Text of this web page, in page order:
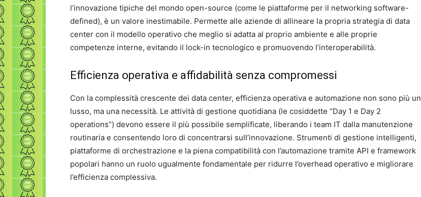
l’innovazione tipiche del mondo open-source (come le piattaforme per il networking software-
defined), è un valore inestimabile. Permette alle aziende di allineare la propria strategia di data
center con il modello operativo che meglio si adatta al proprio ambiente e alle proprie
competenze interne, evitando il lock-in tecnologico e promuovendo l’interoperabilità.
Efficienza operativa e affidabilità senza compromessi
Con la complessità crescente dei data center, efficienza operativa e automazione non sono più un
lusso, ma una necessità. Le attività di gestione quotidiana (le cosiddette “Day 1 e Day 2
operations”) devono essere il più possibile semplificate, liberando i team IT dalla manutenzione
routinaria e consentendo loro di concentrarsi sull’innovazione. Strumenti di gestione intelligenti,
piattaforme di orchestrazione e la piena compatibilità con l’automazione tramite API e framework
popolari hanno un ruolo ugualmente fondamentale per ridurre l’overhead operativo e migliorare
l’efficienza complessiva.